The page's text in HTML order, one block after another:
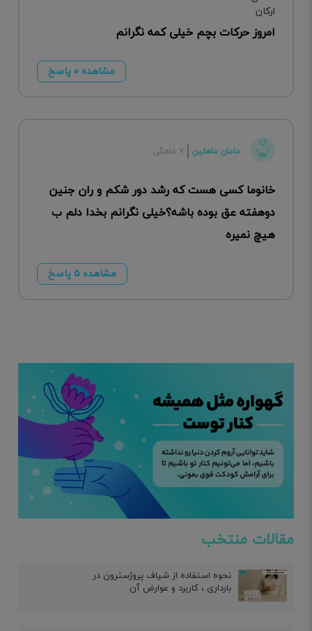
امروز حرکات بچم خیلی کمه نگرانم
مشاهده ۰ پاسخ
مامان ماهلین ۷ ماهگی
خانوما کسی هست که رشد دور شکم و ران جنین
دوهفته عق بوده باشه؟خیلی نگرانم بخدا دلم ب
هیچ نمیره
مشاهده ۵ پاسخ
مقالات منتخب
نحوه استفاده از شیاف پروژسترون در
بارداری ، کاربرد و عوارض آن